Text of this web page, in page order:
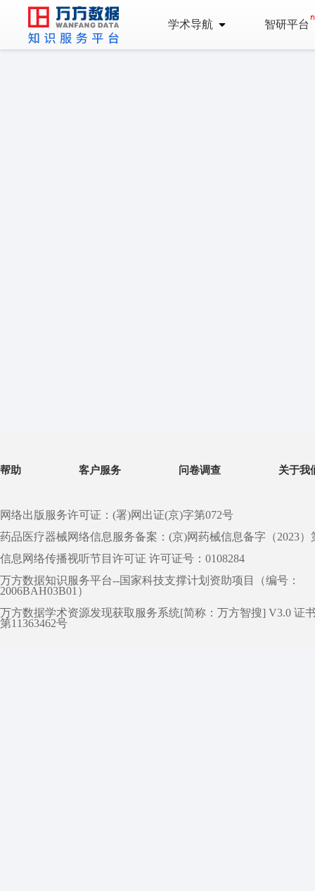
学术导航 智研平台
帮助 客户服务 问卷调查 关于我
网络出版服务许可证：(署)网出证(京)字第072号
药品医疗器械网络信息服务备案：(京)网药械信息备字（2023）
信息网络传播视听节目许可证 许可证号：0108284
万方数据知识服务平台--国家科技支撑计划资助项目（编号：
2006BAH03B01）
万方数据学术资源发现获取服务系统[简称：万方智搜] V3.0 证
第11363462号